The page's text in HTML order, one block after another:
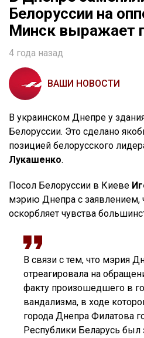
Белоруссии на
Минск выражает
4 года назад
ВАШИ НОВОСТИ
В украинском Днепре у
Белоруссии. Это сделано
позицией белорусского
Лукашенко.
Посол Белоруссии в Киеве
мэрию Днепра с заявлением,
оскорбляет чувства
В связи с тем, что мэрия
отреагировала на
факту произошедшего в
вандализма, в ходе
города Днепра Филатова
Республики Беларусь